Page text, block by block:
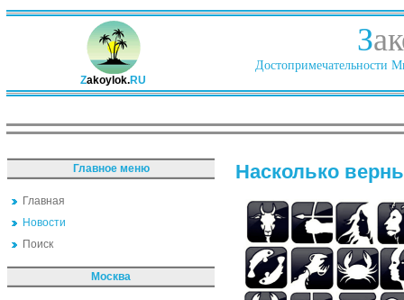
Zakoylok.RU
З
Достопримечательности
Главное меню
Главная
Новости
Поиск
Москва
Насколько